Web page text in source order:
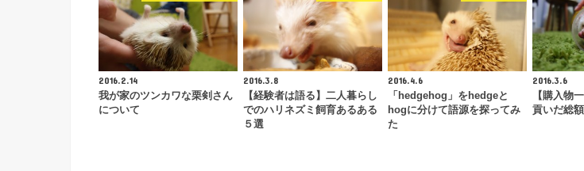
2016.2.14
我が家のツンカワな栗剣さん
について
2016.3.8
【経験者は語る】二人暮らし
でのハリネズミ飼育あるある
５選
2016.4.6
「hedgehog」をhedgeと
hogに分けて語源を探ってみ
た
2016.3.6
【購入物
貢いだ総